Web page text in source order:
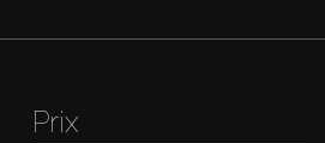
Prix